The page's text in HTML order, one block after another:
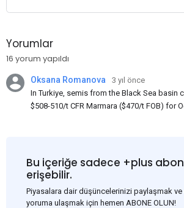
Yorumlar
16 yorum yapıldı
Oksana Romanova
3 yıl önce
In Turkiye, semis from the Black Sea basin
$508-510/t CFR Marmara ($470/t FOB) for
market. Information about sales of 15,000-
CFR around two weeks ago was circulating
could not be confirmed at the time of
export of Donbas material provided by a
Bu içeriğe sadece +plus
erişebilir.
Piyasalara dair düşüncelerinizi paylaşmak
yoruma ulaşmak için hemen ABONE OLUN!